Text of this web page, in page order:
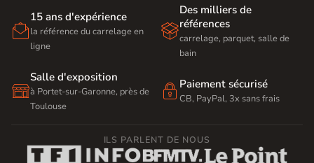

15 ans d'expérience
la référence du carrelage en
ligne

Des milliers de
références
carrelage, parquet, salle de
bain

Salle d'exposition
à Portet-sur-Garonne, près de
Toulouse
 Paiement sécurisé
CB, PayPal, 3x sans frais
ILS PARLENT DE NOUS